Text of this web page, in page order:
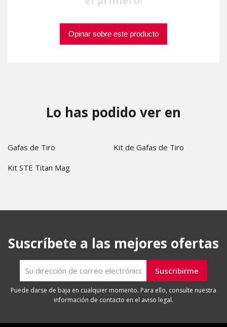
Opinar sobre este producto
Lo has podido ver en
Gafas de Tiro
Kit de Gafas de Tiro
Kit STE Titan Mag
Suscríbete a las mejores ofertas
Puede darse de baja en cualquier momento. Para ello, consulte nuestra
información de contacto en el aviso legal.